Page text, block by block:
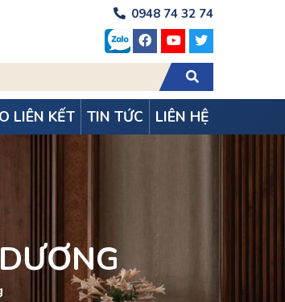
0948 74 32 74
LIÊN KẾT TIN TỨC LIÊN HỆ